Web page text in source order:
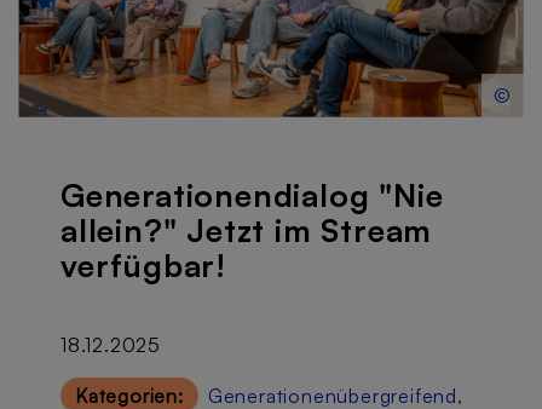
©
Generationendialog "Nie
allein?" Jetzt im Stream
verfügbar!
18.12.2025
Kategorien: Generationenübergreifend,